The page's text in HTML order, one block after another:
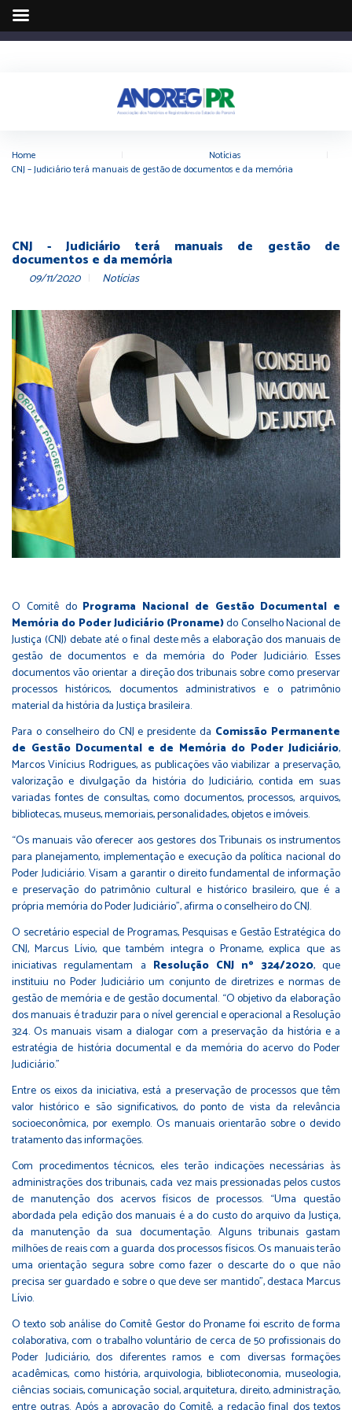
Home Notícias
CNJ – Judiciário terá manuais de gestão de documentos e da memória
CNJ - Judiciário terá manuais de gestão de
documentos e da memória
09/11/2020 Notícias
O Comitê do Programa Nacional de Gestão Documental e
Memória do Poder Judiciário (Proname)do Conselho Nacional de
Justiça (CNJ) debate até o final deste mês a elaboração dos manuais de
gestão de documentos e da memória do Poder Judiciário. Esses
documentos vão orientar a direção dos tribunais sobre como preservar
processos históricos, documentos administrativos e o patrimônio
material da história da Justiça brasileira.
Para o conselheiro do CNJ e presidente da Comissão Permanente
de Gestão Documental e de Memória do Poder Judiciário,
Marcos Vinícius Rodrigues, as publicações vão viabilizar a preservação,
valorização e divulgação da história do Judiciário, contida em suas
variadas fontes de consultas, como documentos, processos, arquivos,
bibliotecas, museus, memoriais, personalidades, objetos e imóveis.
“Os manuais vão oferecer aos gestores dos Tribunais os instrumentos
para planejamento, implementação e execução da política nacional do
Poder Judiciário. Visam a garantir o direito fundamental de informação
e preservação do patrimônio cultural e histórico brasileiro, que é a
própria memória do Poder Judiciário”, afirma o conselheiro do CNJ.
O secretário especial de Programas, Pesquisas e Gestão Estratégica do
CNJ, Marcus Lívio, que também integra o Proname, explica que as
iniciativas regulamentam a Resolução CNJ nº 324/2020, que
instituiu no Poder Judiciário um conjunto de diretrizes e normas de
gestão de memória e de gestão documental. “O objetivo da elaboração
dos manuais é traduzir para o nível gerencial e operacional a Resolução
324. Os manuais visam a dialogar com a preservação da história e a
estratégia de história documental e da memória do acervo do Poder
Judiciário.”
Entre os eixos da iniciativa, está a preservação de processos que têm
valor histórico e são significativos, do ponto de vista da relevância
socioeconômica, por exemplo. Os manuais orientarão sobre o devido
tratamento das informações.
Com procedimentos técnicos, eles terão indicações necessárias às
administrações dos tribunais, cada vez mais pressionadas pelos custos
de manutenção dos acervos físicos de processos. “Uma questão
abordada pela edição dos manuais é a do custo do arquivo da Justiça,
da manutenção da sua documentação. Alguns tribunais gastam
milhões de reais com a guarda dos processos físicos. Os manuais terão
uma orientação segura sobre como fazer o descarte do o que não
precisa ser guardado e sobre o que deve ser mantido”, destaca Marcus
Lívio.
O texto sob análise do Comitê Gestor do Proname foi escrito de forma
colaborativa, com o trabalho voluntário de cerca de 50 profissionais do
Poder Judiciário, dos diferentes ramos e com diversas formações
acadêmicas, como história, arquivologia, biblioteconomia, museologia,
ciências sociais, comunicação social, arquitetura, direito, administração,